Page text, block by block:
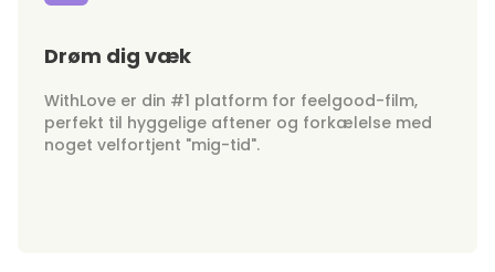
Drøm dig væk
WithLove er din #1 platform for feelgood-film,
perfekt til hyggelige aftener og forkælelse med
noget velfortjent "mig-tid".